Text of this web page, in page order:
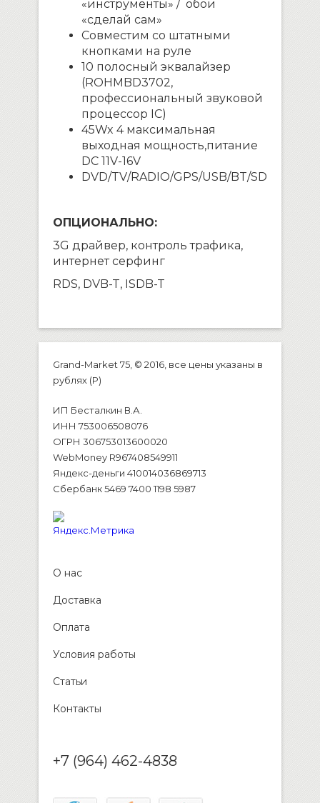
«инструменты» / обои
«сделай сам»
Совместим со штатными
кнопками на руле
10 полосный эквалайзер
(ROHM BD3702,
профессиональный звуковой
процессор IC)
45Wx 4 максимальная
выходная мощность,питание
DC 11V-16V
DVD/TV/RADIO/GPS/USB/BT/SD
ОПЦИОНАЛЬНО:
3G драйвер, контроль трафика,
интернет серфинг
RDS, DVB-T, ISDB-T
Grand-Market 75, © 2016, все цены указаны в
рублях (P)
ИП Бесталкин В.А.
ИНН 753006508076
ОГРН 306753013600020
WebMoney R967408549911
Яндекс-деньги 410014036869713
Сбербанк 5469 7400 1198 5987
О нас
Доставка
Оплата
Условия работы
Статьи
Контакты
+7 (964) 462-4838